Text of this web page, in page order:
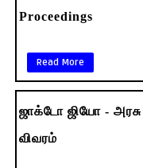
Proceedings
Read More
ஜாக்டோ ஜியோ - அரசு
விவரம்